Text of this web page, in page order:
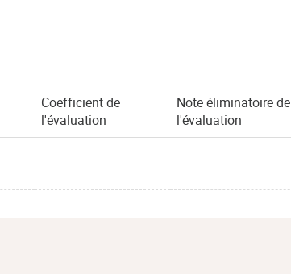
Coefficient de
l'évaluation
Note éliminatoire de
l'évaluation